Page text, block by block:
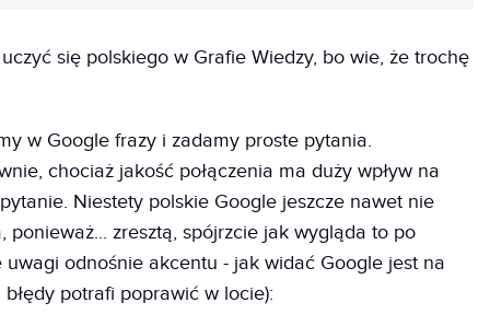
się polskiego w Grafie Wiedzy, bo wie, że trochę
w Google frazy i zadamy proste pytania.
chociaż jakość połączenia ma duży wpływ na
Niestety polskie Google jeszcze nawet nie
zresztą, spójrzcie jak wygląda to po
uwagi odnośnie akcentu - jak widać Google jest na
potrafi poprawić w locie):